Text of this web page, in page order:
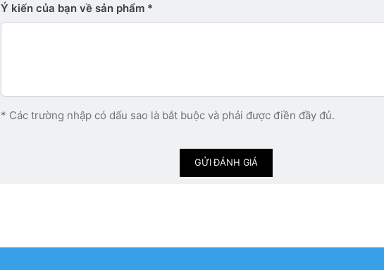
Ý kiến ​​của bạn về sản phẩm
* Các trường nhập có dấu sao là bắt buộc và phải được điền đầy đủ.
GỬI ĐÁNH GIÁ